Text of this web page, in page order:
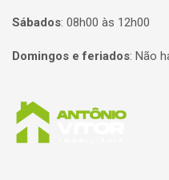
Sábados: 08h00 às 12h00
Domingos e feriados: Não
Página inicial